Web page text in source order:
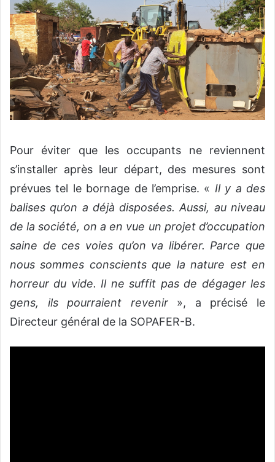
Pour éviter que les occupants ne reviennent
s’installer après leur départ, des mesures sont
prévues tel le bornage de l’emprise. « Il y a des
balises qu’on a déjà disposées. Aussi, au niveau
de la société, on a en vue un projet d’occupation
saine de ces voies qu’on va libérer. Parce que
nous sommes conscients que la nature est en
horreur du vide. Il ne suffit pas de dégager les
gens, ils pourraient revenir», a précisé le
Directeur général de la SOPAFER-B.